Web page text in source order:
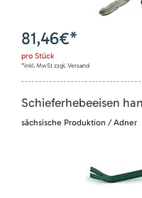
81,46€*
pro Stück
*inkl. MwSt zzgl. Versand
Schieferhebeeisen
sächsische Produktion / Adner